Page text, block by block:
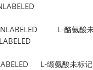
UNLABELED L-酪氨
L-缬氨酸未标